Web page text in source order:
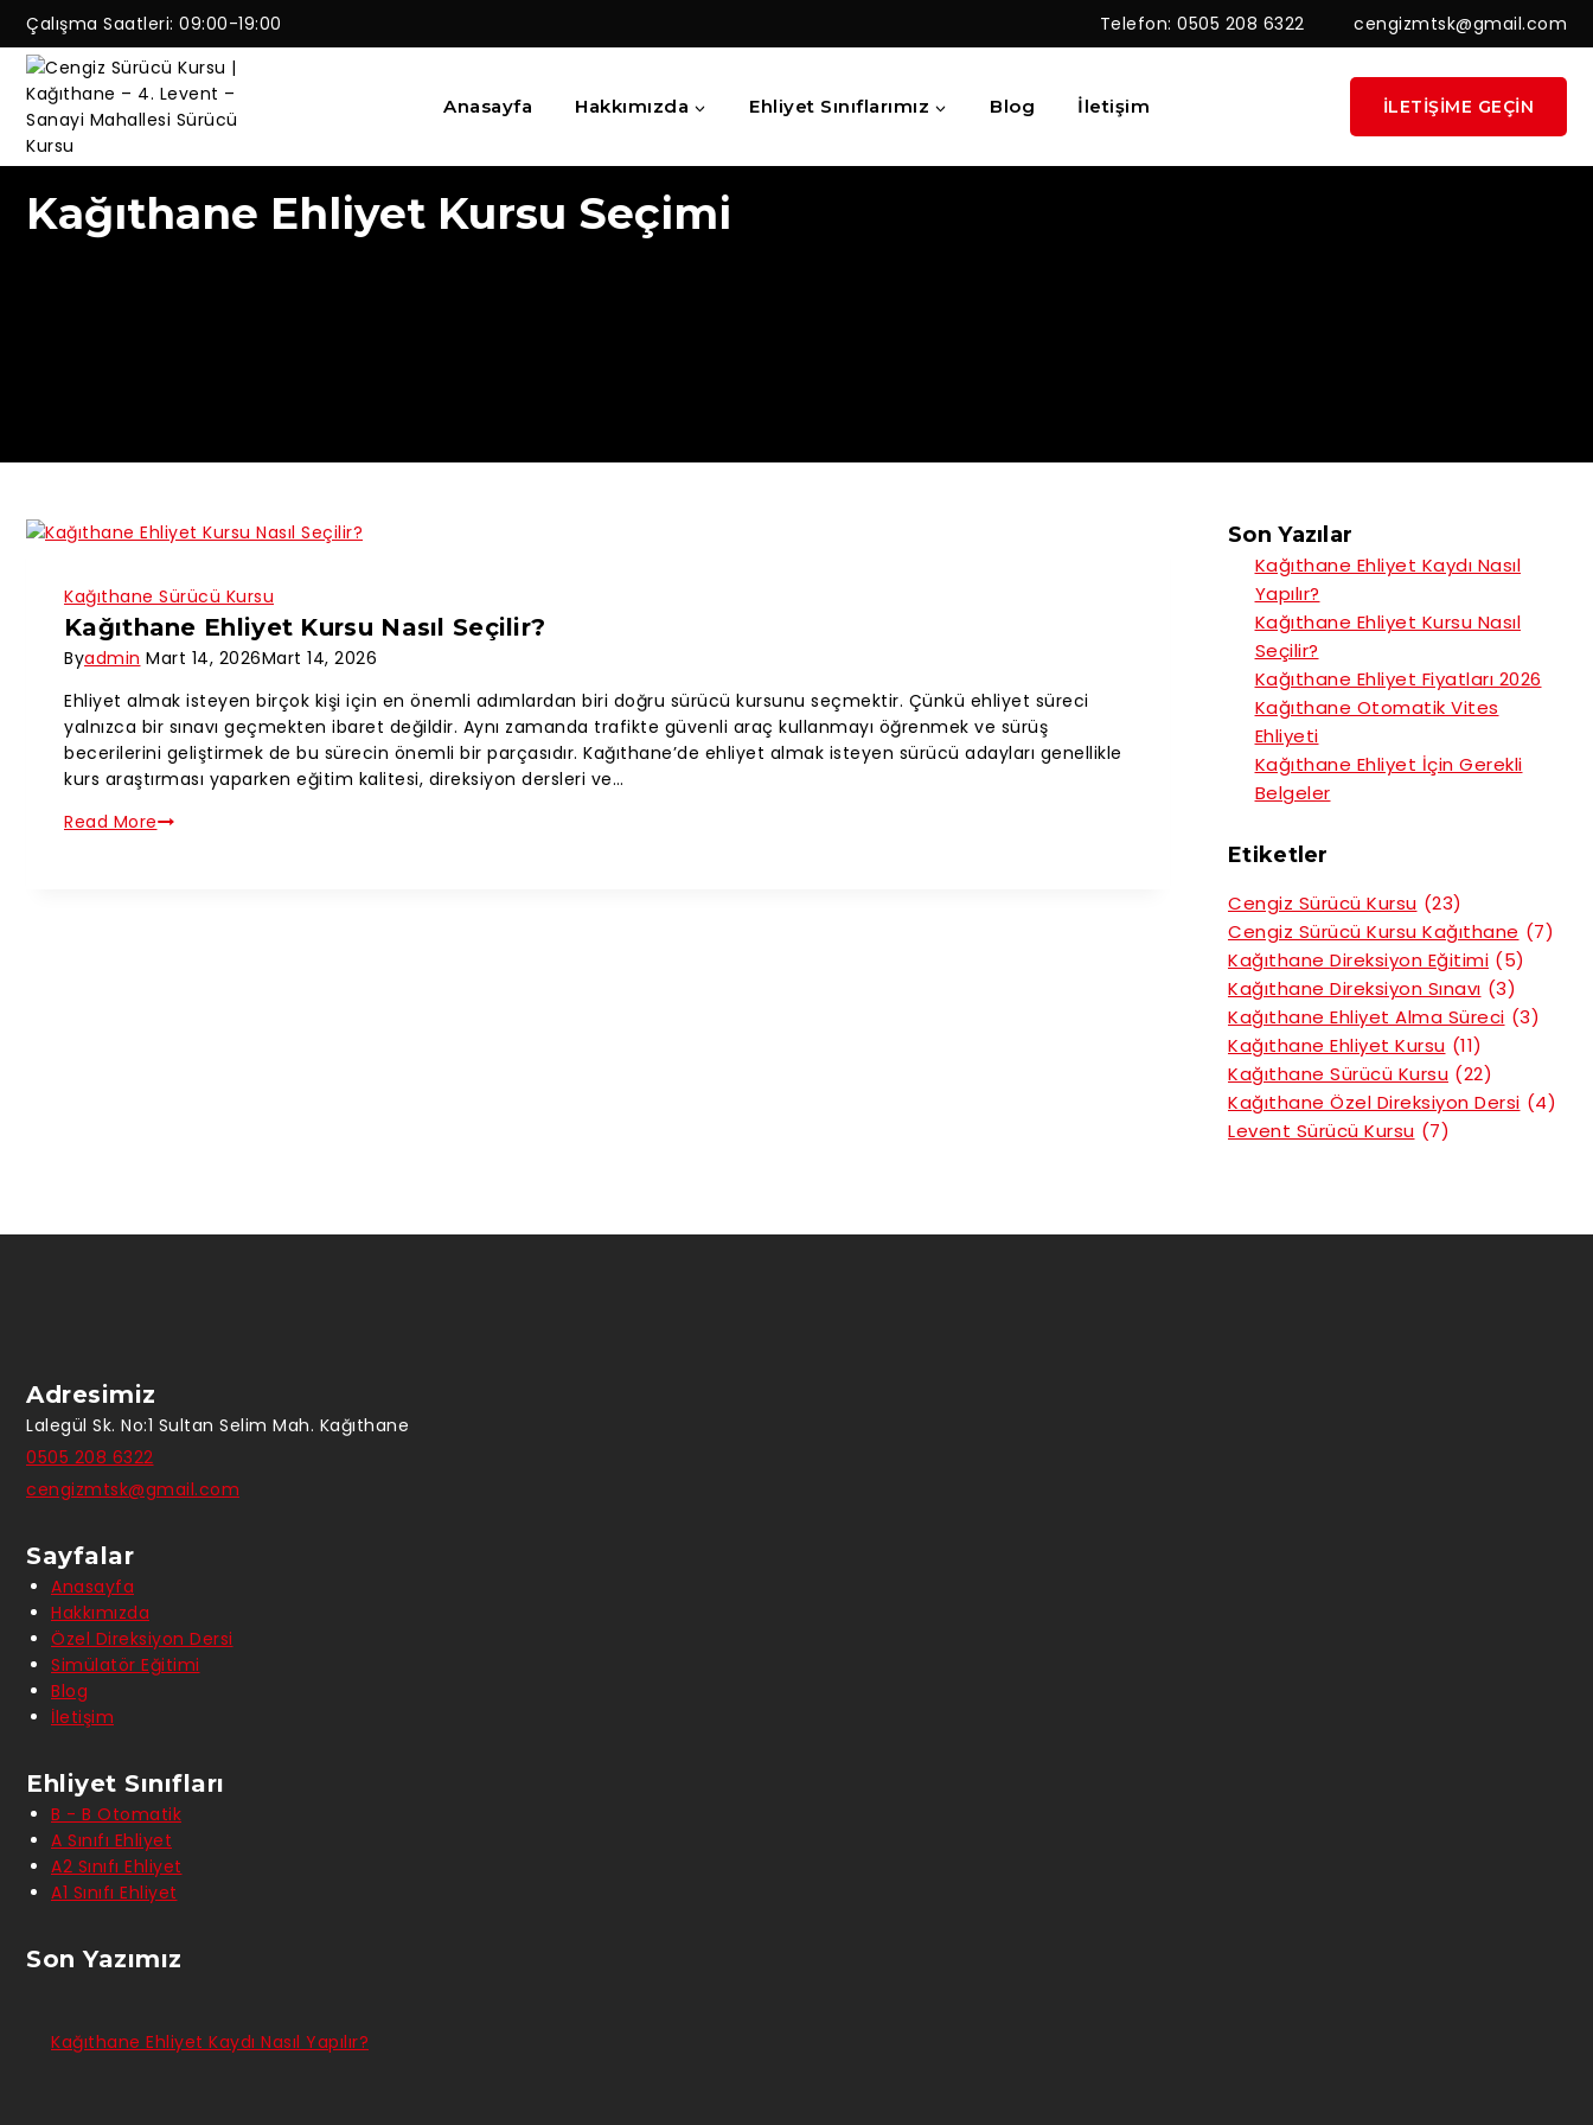
Çalışma Saatleri: 09:00-19:00 Telefon: 0505 208 6322 cengizmtsk@gmail.com
Anasayfa Hakkımızda Ehliyet Sınıflarımız Blog İletişim İLETIŞIME GEÇIN
Kağıthane Ehliyet Kursu Seçimi
Kağıthane Sürücü Kursu
Kağıthane Ehliyet Kursu Nasıl Seçilir?
Byadmin Mart 14, 2026Mart 14, 2026
Ehliyet almak isteyen birçok kişi için en önemli adımlardan biri doğru sürücü kursunu seçmektir. Çünkü ehliyet süreci
yalnızca bir sınavı geçmekten ibaret değildir. Aynı zamanda trafikte güvenli araç kullanmayı öğrenmek ve sürüş
becerilerini geliştirmek de bu sürecin önemli bir parçasıdır. Kağıthane’de ehliyet almak isteyen sürücü adayları genellikle
kurs araştırması yaparken eğitim kalitesi, direksiyon dersleri ve…
Read More
Son Yazılar
Kağıthane Ehliyet Kaydı Nasıl
Yapılır?
Kağıthane Ehliyet Kursu Nasıl
Seçilir?
Kağıthane Ehliyet Fiyatları 2026
Kağıthane Otomatik Vites
Ehliyeti
Kağıthane Ehliyet İçin Gerekli
Belgeler
Etiketler
Cengiz Sürücü Kursu (23)
Cengiz Sürücü Kursu Kağıthane (7)
Kağıthane Direksiyon Eğitimi (5)
Kağıthane Direksiyon Sınavı (3)
Kağıthane Ehliyet Alma Süreci (3)
Kağıthane Ehliyet Kursu (11)
Kağıthane Sürücü Kursu (22)
Kağıthane Özel Direksiyon Dersi (4)
Levent Sürücü Kursu (7)
Adresimiz
Lalegül Sk. No:1 Sultan Selim Mah. Kağıthane
0505 208 6322
cengizmtsk@gmail.com
Sayfalar
Anasayfa
Hakkımızda
Özel Direksiyon Dersi
Simülatör Eğitimi
Blog
İletişim
Ehliyet Sınıfları
B - B Otomatik
A Sınıfı Ehliyet
A2 Sınıfı Ehliyet
A1 Sınıfı Ehliyet
Son Yazımız
Kağıthane Ehliyet Kaydı Nasıl Yapılır?